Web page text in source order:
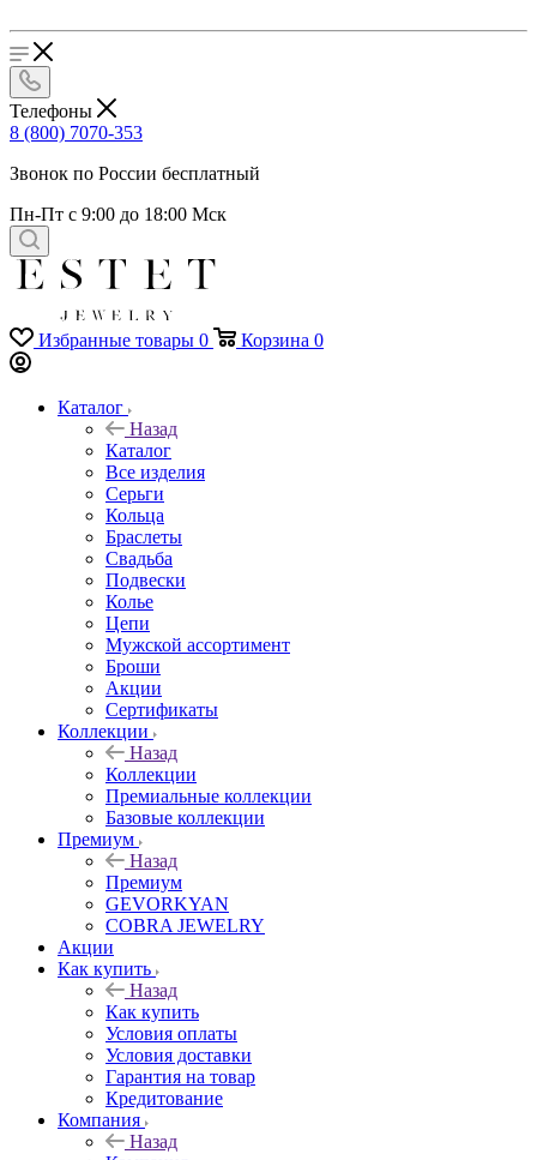
Телефоны
8 (800) 7070-353
Звонок по России бесплатный
Пн-Пт с 9:00 до 18:00 Мск
Избранные товары 0 Корзина 0
Каталог
Назад
Каталог
Все изделия
Серьги
Кольца
Браслеты
Свадьба
Подвески
Колье
Цепи
Мужской ассортимент
Броши
Акции
Сертификаты
Коллекции
Назад
Коллекции
Премиальные коллекции
Базовые коллекции
Премиум
Назад
Премиум
GEVORKYAN
COBRA JEWELRY
Акции
Как купить
Назад
Как купить
Условия оплаты
Условия доставки
Гарантия на товар
Кредитование
Компания
Назад